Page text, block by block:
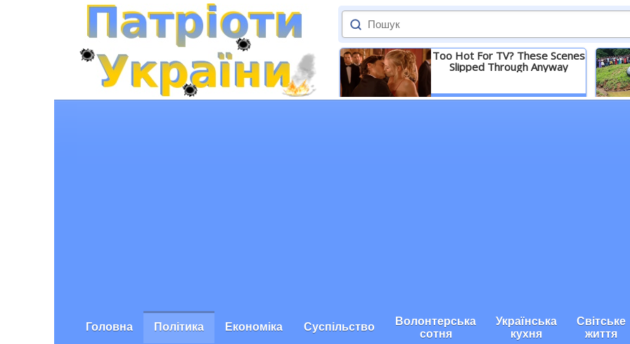
Too Hot For TV? These Scenes
Slipped Through Anyway
Детальніше
Головна Політика Економіка Суспільство Волонтерська
сотня
Українська
кухня
Світське
життя